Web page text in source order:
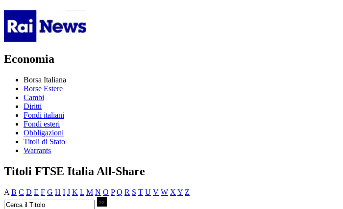
Economia
Borsa Italiana
Borse Estere
Cambi
Diritti
Fondi italiani
Fondi esteri
Obbligazioni
Titoli di Stato
Warrants
Titoli FTSE Italia All-Share
A B C D E F G H I J K L M N O P Q R S T U V W X Y Z